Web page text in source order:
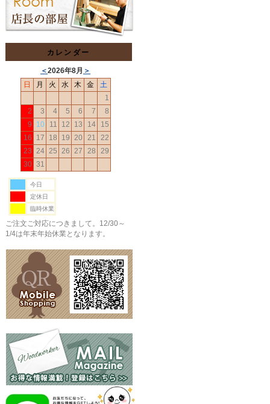
カレンダー
＜2026年8月 ＞
日
月 火 水 木 金
土
1
2
3 4 5 6 7
8
9
10 11 12 13 14
15
16
17 18 19 20 21
22
23
24 25 26 27 28
29
30
31
今日
定休日
臨時休業
ご注文ご対応につきまして。12/30～
1/4は年末年始休業となります。